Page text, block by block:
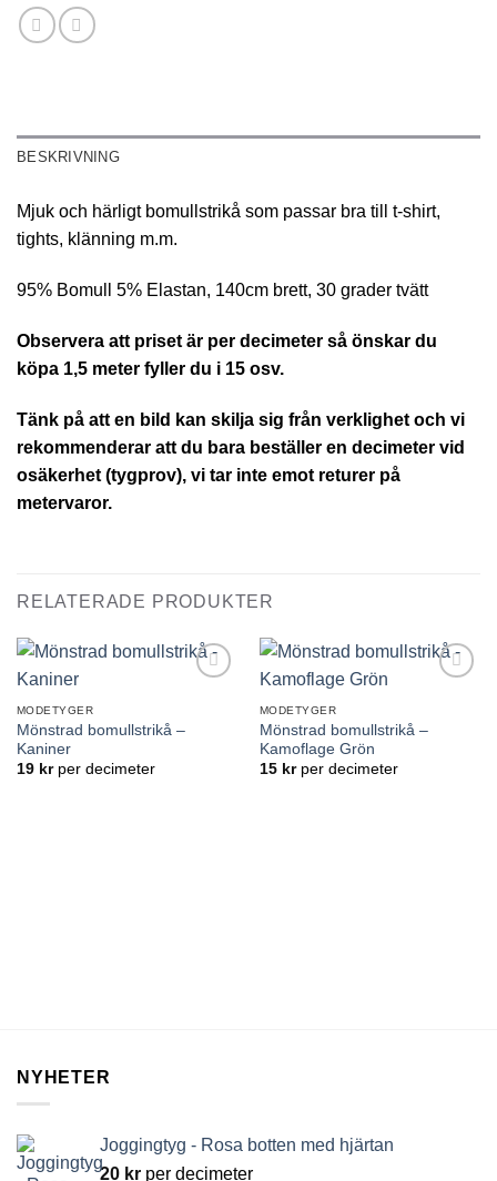
BESKRIVNING
Mjuk och härligt bomullstrikå som passar bra till t-shirt,
tights, klänning m.m.
95% Bomull 5% Elastan, 140cm brett, 30 grader tvätt
Observera att priset är per decimeter så önskar du
köpa 1,5 meter fyller du i 15 osv.
Tänk på att en bild kan skilja sig från verklighet och vi
rekommenderar att du bara beställer en decimeter vid
osäkerhet (tygprov), vi tar inte emot returer på
metervaror.
RELATERADE PRODUKTER
MODETYGER
Mönstrad bomullstrikå –
Kaniner
19 kr per decimeter
MODETYGER
Mönstrad bomullstrikå –
Kamoflage Grön
15 kr per decimeter
NYHETER
Joggingtyg - Rosa botten med hjärtan
20 kr per decimeter